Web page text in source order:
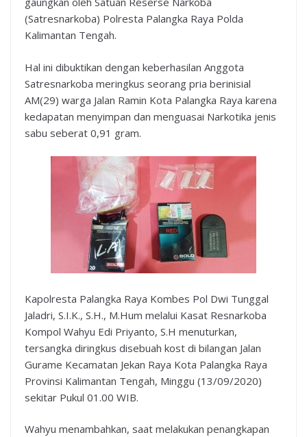
(Satresnarkoba) Polresta Palangka Raya Polda
Kalimantan Tengah.
Hal ini dibuktikan dengan keberhasilan Anggota
Satresnarkoba meringkus seorang pria berinisial
AM(29) warga Jalan Ramin Kota Palangka Raya karena
kedapatan menyimpan dan menguasai Narkotika jenis
sabu seberat 0,91 gram.
Kapolresta Palangka Raya Kombes Pol Dwi Tunggal
Jaladri, S.I.K., S.H., M.Hum melalui Kasat Resnarkoba
Kompol Wahyu Edi Priyanto, S.H menuturkan,
tersangka diringkus disebuah kost di bilangan Jalan
Gurame Kecamatan Jekan Raya Kota Palangka Raya
Provinsi Kalimantan Tengah, Minggu (13/09/2020)
sekitar Pukul 01.00 WIB.
Wahyu menambahkan, saat melakukan penangkapan